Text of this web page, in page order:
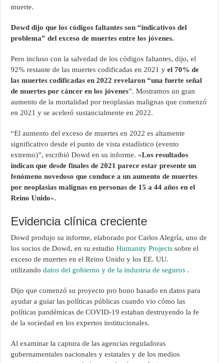
muerte.
Dowd dijo que los códigos faltantes son “indicativos del
problema” del exceso de muertes entre los jóvenes.
Pero incluso con la salvedad de los códigos faltantes, dijo, el
92% restante de las muertes codificadas en 2021 yel 70% de
las muertes codificadas en 2022 revelaron “una fuerte señal
de muertes por cáncer en los jóvenes”. Mostramos un gran
aumento de la mortalidad por neoplasias malignas que comenzó
en 2021 y se aceleró sustancialmente en 2022.
“El aumento del exceso de muertes en 2022 es altamente
significativo desde el punto de vista estadístico (evento
extremo)”, escribió Dowd en su informe. «Los resultados
indican que desde finales de 2021 parece estar presente un
fenómeno novedoso que conduce a un aumento de muertes
por neoplasias malignas en personas de 15 a 44 años en el
Reino Unido«.
Evidencia clínica creciente
Dowd produjo su informe, elaborado por Carlos Alegría, uno de
los socios de Dowd, en su estudioHumanity Projects sobre el
exceso de muertes en el Reino Unido y los EE. UU.
utilizandodatos del gobierno y de la industria de seguros .
Dijo que comenzó su proyecto pro bono basado en datos para
ayudar a guiar las políticas públicas cuando vio cómo las
políticas pandémicas de COVID-19 estaban destruyendo la fe
de la sociedad en los expertos institucionales.
Al examinar la captura de las agencias reguladoras
gubernamentales nacionales y estatales y de los medios